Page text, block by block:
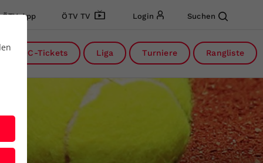
ÖTV App ÖTV TV Login Suchen
DC-Tickets Liga Turniere Rangliste